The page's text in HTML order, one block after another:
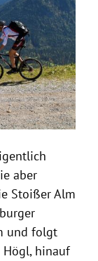
aber
Stoißer Alm
und folgt
Högl, hinauf